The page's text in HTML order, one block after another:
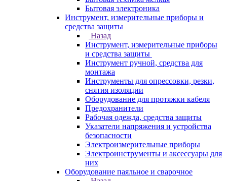
Бытовая электроника
Инструмент, измерительные приборы и
средства защиты
Назад
Инструмент, измерительные приборы
и средства защиты
Инструмент ручной, средства для
монтажа
Инструменты для опрессовки, резки,
снятия изоляции
Оборудование для протяжки кабеля
Предохранители
Рабочая одежда, средства защиты
Указатели напряжения и устройства
безопасности
Электроизмерительные приборы
Электроинструменты и аксессуары для
них
Оборудование паяльное и сварочное